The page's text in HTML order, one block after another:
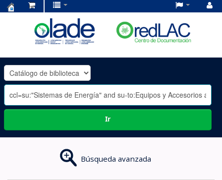
OLADE
-
Ir
Búsqueda avanzada